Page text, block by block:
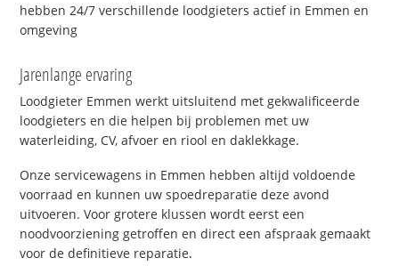
hebben 24/7 verschillende loodgieters actief in Emmen en
omgeving
Jarenlange ervaring
Loodgieter Emmen werkt uitsluitend met gekwalificeerde
loodgieters en die helpen bij problemen met uw
waterleiding, CV, afvoer en riool en daklekkage.
Onze servicewagens in Emmen hebben altijd voldoende
voorraad en kunnen uw spoedreparatie deze avond
uitvoeren. Voor grotere klussen wordt eerst een
noodvoorziening getroffen en direct een afspraak gemaakt
voor de definitieve reparatie.